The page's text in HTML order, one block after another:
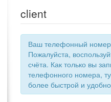
client
Ваш телефонный номер
Пожалуйста,
счёта. Как только вы
телефонного номера,
более